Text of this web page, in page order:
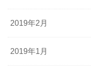
2019年2月
2019年1月